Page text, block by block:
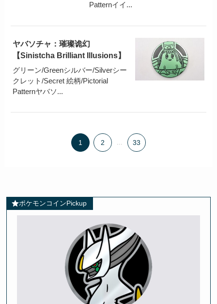
Patternイイ...
ヤバソチャ：璀璨诡幻
【Sinistcha Brilliant Illusions】
グリーン/Greenシルバー/Silverシー
クレット/Secret 絵柄/Pictorial
Patternヤバソ...
1 2 ... 33
ポケモンコインPickup